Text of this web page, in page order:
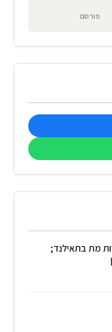
פורסם
תיירות מת בתאילנד;